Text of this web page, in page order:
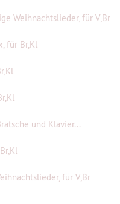
Weihnachtslieder, für V,Br
für Br,Kl
und Klavier...
für V,Br